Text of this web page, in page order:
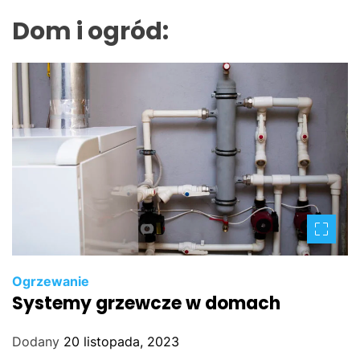
Dom i ogród:
Ogrzewanie
Systemy grzewcze w domach
Dodany 20 listopada, 2023